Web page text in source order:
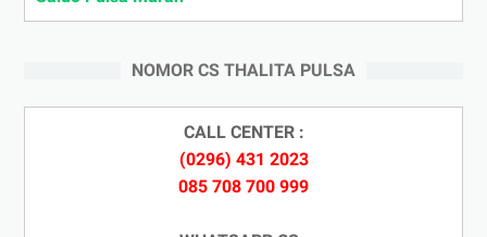
NOMOR CS THALITA PULSA
CALL CENTER :
(0296) 431 2023
085 708 700 999